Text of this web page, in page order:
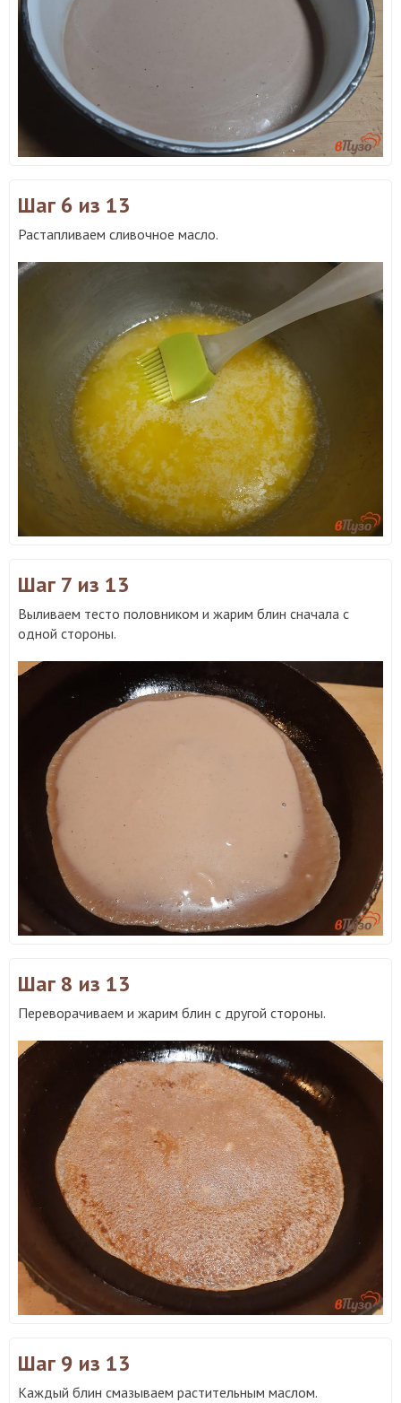
Шаг 6 из 13
Растапливаем сливочное масло.
Шаг 7 из 13
Выливаем тесто половником и жарим блин сначала с
одной стороны.
Шаг 8 из 13
Переворачиваем и жарим блин с другой стороны.
Шаг 9 из 13
Каждый блин смазываем растительным маслом.